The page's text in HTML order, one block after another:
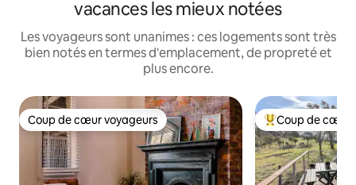
vacances les mieux notées
Les voyageurs sont unanimes : ces logements sont très
bien notés en termes d'emplacement, de propreté et
plus encore.
Coup de cœur voyageurs
Coup de cœur voyageurs Coups de cœur
Coup de cœur